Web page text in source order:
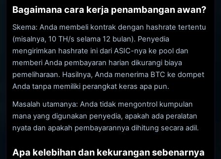
Bagaimana cara kerja penambangan awan?
Skema: Anda membeli kontrak dengan hashrate tertentu
(misalnya, 10 TH/s selama 12 bulan). Penyedia
mengirimkan hashrate ini dari ASIC-nya ke pool dan
memberi Anda pembayaran harian dikurangi biaya
pemeliharaan. Hasilnya, Anda menerima BTC ke dompet
Anda tanpa memiliki perangkat keras apa pun.
Masalah utamanya: Anda tidak mengontrol kumpulan
mana yang digunakan penyedia, apakah ada peralatan
nyata dan apakah pembayarannya dihitung secara adil.
Apa kelebihan dan kekurangan sebenarnya